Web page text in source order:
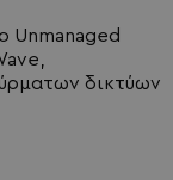
Unmanaged
δικτύων